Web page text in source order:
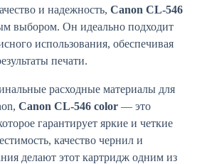
и надежность, Canon CL-546
выбором. Он идеально подходит
использования, обеспечивая
печати.
расходные материалы для
Canon CL-546 color — это
гарантирует яркие и четкие
качество чернил и
делают этот картридж одним из